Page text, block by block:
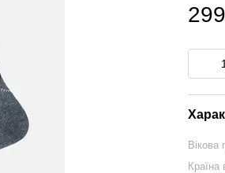
Вікова
Країна